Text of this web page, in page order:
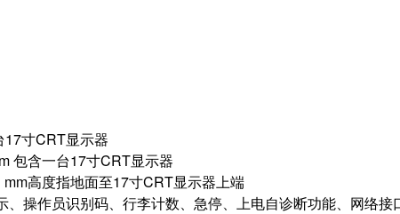
17寸CRT显示器
包含一台17寸CRT显示器
高度指地面至17寸CRT显示器上端
操作员识别码、行李计数、急停、上电自诊断功能、网络接